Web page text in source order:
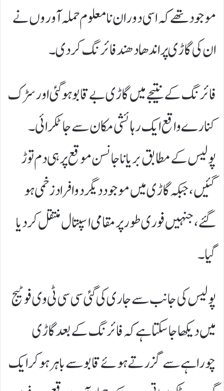
موجود تھے کہ اسی دوران نامعلوم حملہ آوروں نے
ان کی گاڑی پر اندھا دھند فائرنگ کر دی۔
فائرنگ کے نتیجے میں گاڑی بے قابو ہو گئی اور سڑک
کنارے واقع ایک رہائشی مکان سے جا ٹکرائی۔
پولیس کے مطابق بریانا جانسن موقع پر ہی دم توڑ
گئیں، جبکہ گاڑی میں موجود دیگر دو افراد زخمی ہو
گئے، جنہیں فوری طور پر مقامی اسپتال منتقل کر دیا
گیا۔
پولیس کی جانب سے جاری کی گئی سی سی ٹی وی فوٹیج
میں دیکھا جا سکتا ہے کہ فائرنگ کے بعد گاڑی
چوراہے سے گزرتے ہوئے قابو سے باہر ہو کر ایک